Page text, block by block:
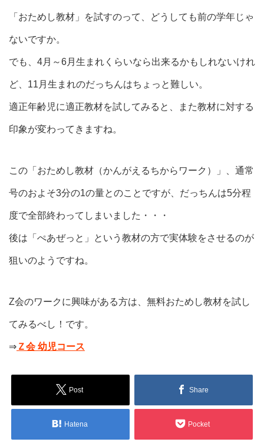
「おためし教材」を試すのって、どうしても前の学年じゃ
ないですか。
でも、4月～6月生まれくらいなら出来るかもしれないけれ
ど、11月生まれのだっちんはちょっと難しい。
適正年齢児に適正教材を試してみると、また教材に対する
印象が変わってきますね。
この「おためし教材（かんがえるちからワーク）」、通常
号のおよそ3分の1の量とのことですが、だっちんは5分程
度で全部終わってしまいました・・・
後は「ぺあぜっと」という教材の方で実体験をさせるのが
狙いのようですね。
Z会のワークに興味がある方は、無料おためし教材を試し
てみるべし！です。
⇒ Ｚ会 幼児コース
Post Share
Hatena Pocket